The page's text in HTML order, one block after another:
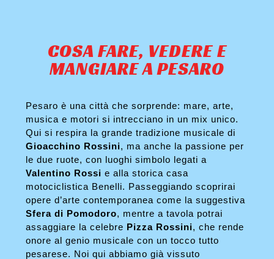
COSA FARE, VEDERE E
MANGIARE A PESARO
Pesaro è una città che sorprende: mare, arte,
musica e motori si intrecciano in un mix unico.
Qui si respira la grande tradizione musicale di
Gioacchino Rossini, ma anche la passione per
le due ruote, con luoghi simbolo legati a
Valentino Rossi e alla storica casa
motociclistica Benelli. Passeggiando scoprirai
opere d’arte contemporanea come la suggestiva
Sfera di Pomodoro, mentre a tavola potrai
assaggiare la celebre Pizza Rossini, che rende
onore al genio musicale con un tocco tutto
pesarese. Noi qui abbiamo già vissuto